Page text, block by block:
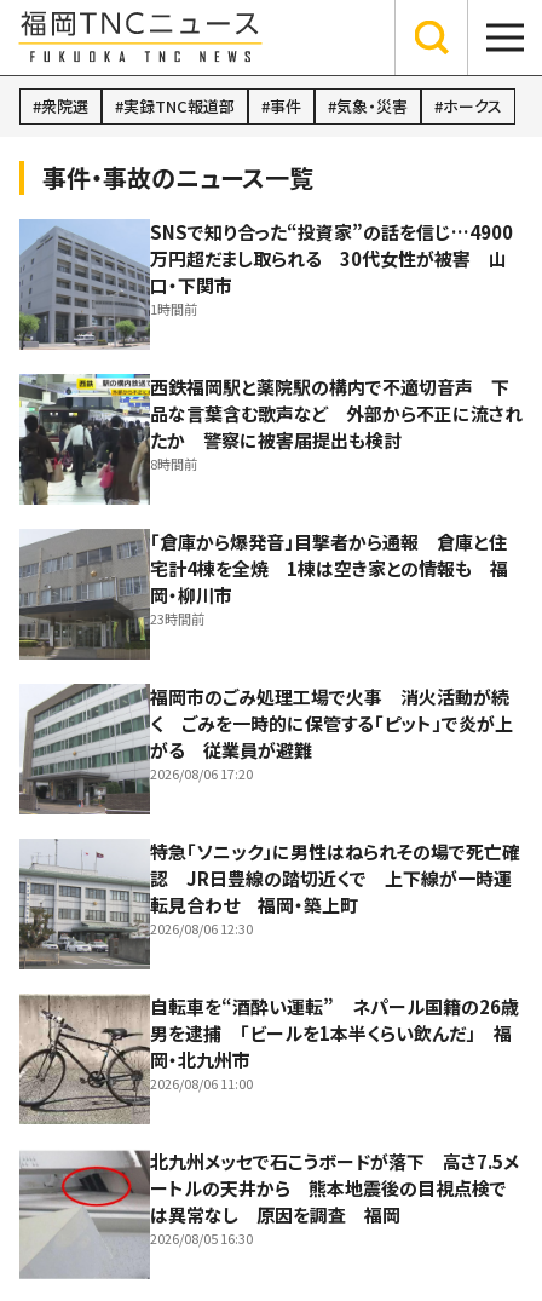
衆院選 実録TNC報道部 事件 気象・災害 ホークス
事件・事故のニュース一覧
SNSで知り合った“投資家”の話を信じ…4900
万円超だまし取られる 30代女性が被害 山
口・下関市
1時間前
西鉄福岡駅と薬院駅の構内で不適切音声 下
品な言葉含む歌声など 外部から不正に流され
たか 警察に被害届提出も検討
8時間前
「倉庫から爆発音」目撃者から通報 倉庫と住
宅計4棟を全焼 1棟は空き家との情報も 福
岡・柳川市
23時間前
福岡市のごみ処理工場で火事 消火活動が続
く ごみを一時的に保管する「ピット」で炎が上
がる 従業員が避難
2026/08/06 17:20
特急「ソニック」に男性はねられその場で死亡確
認 JR日豊線の踏切近くで 上下線が一時運
転見合わせ 福岡・築上町
2026/08/06 12:30
自転車を“酒酔い運転” ネパール国籍の26歳
男を逮捕 「ビールを1本半くらい飲んだ」 福
岡・北九州市
2026/08/06 11:00
北九州メッセで石こうボードが落下 高さ7.5メ
ートルの天井から 熊本地震後の目視点検で
は異常なし 原因を調査 福岡
2026/08/05 16:30